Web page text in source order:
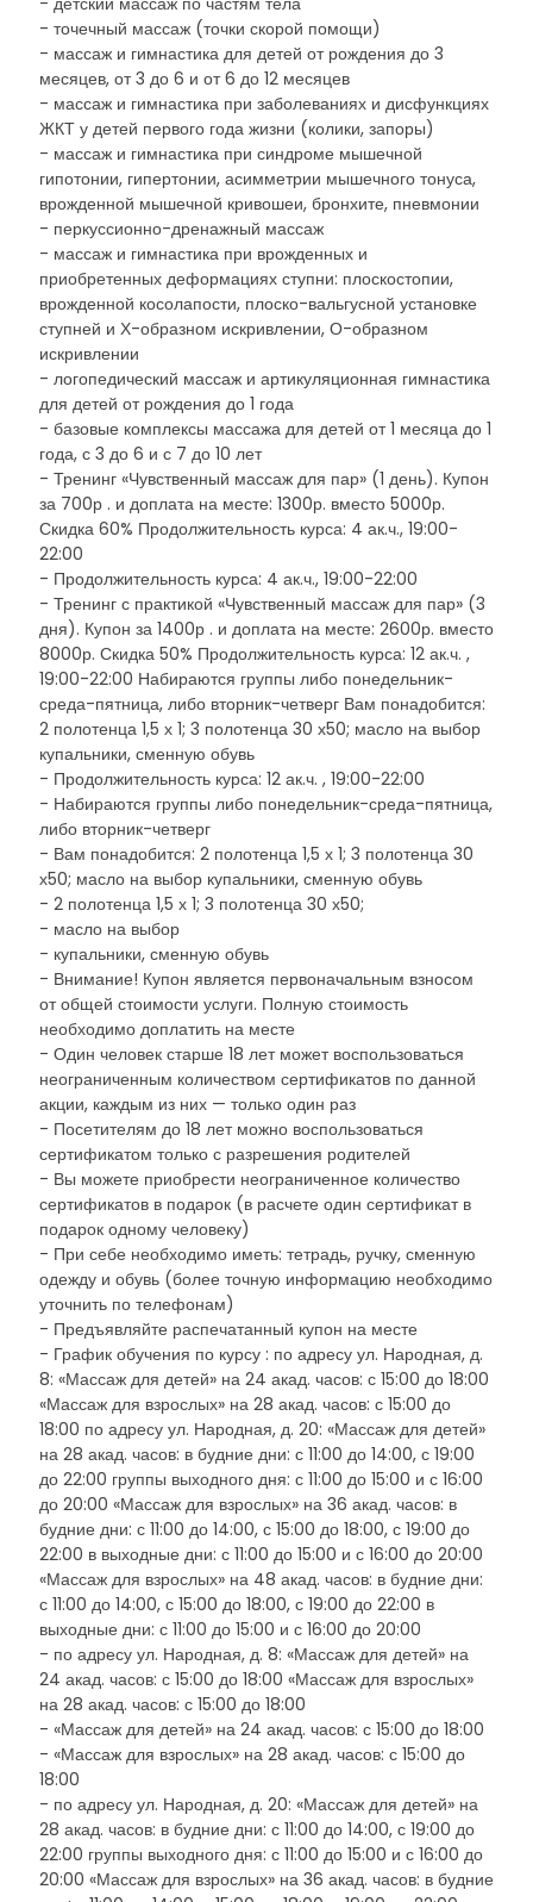
- точечный массаж (точки скорой помощи)
- массаж и гимнастика для детей от рождения до 3
месяцев, от 3 до 6 и от 6 до 12 месяцев
- массаж и гимнастика при заболеваниях и дисфункциях
ЖКТ у детей первого года жизни (колики, запоры)
- массаж и гимнастика при синдроме мышечной
гипотонии, гипертонии, асимметрии мышечного тонуса,
врожденной мышечной кривошеи, бронхите, пневмонии
- перкуссионно-дренажный массаж
- массаж и гимнастика при врожденных и
приобретенных деформациях ступни: плоскостопии,
врожденной косолапости, плоско-вальгусной установке
ступней и Х-образном искривлении, О-образном
искривлении
- логопедический массаж и артикуляционная гимнастика
для детей от рождения до 1 года
- базовые комплексы массажа для детей от 1 месяца до 1
года, с 3 до 6 и с 7 до 10 лет
- Тренинг «Чувственный массаж для пар» (1 день). Купон
за 700р . и доплата на месте: 1300р. вместо 5000р.
Скидка 60% Продолжительность курса: 4 ак.ч., 19:00-
22:00
- Продолжительность курса: 4 ак.ч., 19:00-22:00
- Тренинг с практикой «Чувственный массаж для пар» (3
дня). Купон за 1400р . и доплата на месте: 2600р. вместо
8000р. Скидка 50% Продолжительность курса: 12 ак.ч. ,
19:00-22:00 Набираются группы либо понедельник-
среда-пятница, либо вторник-четверг Вам понадобится:
2 полотенца 1,5 х 1; 3 полотенца 30 х50; масло на выбор
купальники, сменную обувь
- Продолжительность курса: 12 ак.ч. , 19:00-22:00
- Набираются группы либо понедельник-среда-пятница,
либо вторник-четверг
- Вам понадобится: 2 полотенца 1,5 х 1; 3 полотенца 30
х50; масло на выбор купальники, сменную обувь
- 2 полотенца 1,5 х 1; 3 полотенца 30 х50;
- масло на выбор
- купальники, сменную обувь
- Внимание! Купон является первоначальным взносом
от общей стоимости услуги. Полную стоимость
необходимо доплатить на месте
- Один человек старше 18 лет может воспользоваться
неограниченным количеством сертификатов по данной
акции, каждым из них — только один раз
- Посетителям до 18 лет можно воспользоваться
сертификатом только с разрешения родителей
- Вы можете приобрести неограниченное количество
сертификатов в подарок (в расчете один сертификат в
подарок одному человеку)
- При себе необходимо иметь: тетрадь, ручку, сменную
одежду и обувь (более точную информацию необходимо
уточнить по телефонам)
- Предъявляйте распечатанный купон на месте
- График обучения по курсу : по адресу ул. Народная, д.
8: «Массаж для детей» на 24 акад. часов: с 15:00 до 18:00
«Массаж для взрослых» на 28 акад. часов: с 15:00 до
18:00 по адресу ул. Народная, д. 20: «Массаж для детей»
на 28 акад. часов: в будние дни: с 11:00 до 14:00, с 19:00
до 22:00 группы выходного дня: с 11:00 до 15:00 и с 16:00
до 20:00 «Массаж для взрослых» на 36 акад. часов: в
будние дни: с 11:00 до 14:00, с 15:00 до 18:00, с 19:00 до
22:00 в выходные дни: с 11:00 до 15:00 и с 16:00 до 20:00
«Массаж для взрослых» на 48 акад. часов: в будние дни:
с 11:00 до 14:00, с 15:00 до 18:00, с 19:00 до 22:00 в
выходные дни: с 11:00 до 15:00 и с 16:00 до 20:00
- по адресу ул. Народная, д. 8: «Массаж для детей» на
24 акад. часов: с 15:00 до 18:00 «Массаж для взрослых»
на 28 акад. часов: с 15:00 до 18:00
- «Массаж для детей» на 24 акад. часов: с 15:00 до 18:00
- «Массаж для взрослых» на 28 акад. часов: с 15:00 до
18:00
- по адресу ул. Народная, д. 20: «Массаж для детей» на
28 акад. часов: в будние дни: с 11:00 до 14:00, с 19:00 до
22:00 группы выходного дня: с 11:00 до 15:00 и с 16:00 до
20:00 «Массаж для взрослых» на 36 акад. часов: в будние